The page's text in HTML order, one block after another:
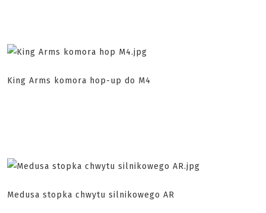
King Arms komora hop-up do M4
Medusa stopka chwytu silnikowego AR